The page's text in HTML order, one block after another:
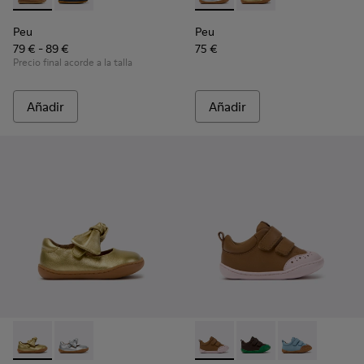
Peu
79 € - 89 €
Precio final acorde a la talla
Añadir
Peu
75 €
Añadir
Peu - K800700-002 - Zapatos de piel amarillos para niños.
Peu - K800700-001 - Zapatos de piel grises para
Peu - K800708-003 -
Peu - K800708-004
Peu -